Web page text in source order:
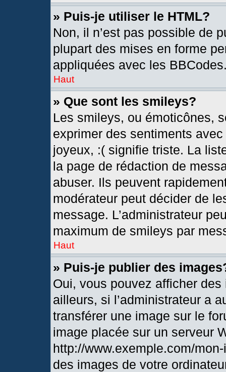
» Puis-je utiliser le HTML?
Non, il n’est pas possible de
plupart des mises en forme
appliquées avec les
Haut
» Que sont les smileys?
Les smileys, ou émoticônes,
exprimer des sentiments
joyeux, :( signifie triste. La
la page de rédaction de
abuser. Ils peuvent
modérateur peut décider de
message. L’administrateur
maximum de smileys par
Haut
» Puis-je publier des
Oui, vous pouvez afficher
ailleurs, si l’administrateur a
transférer une image sur le
image placée sur un serveur
http://www.exemple.com/
des images de votre